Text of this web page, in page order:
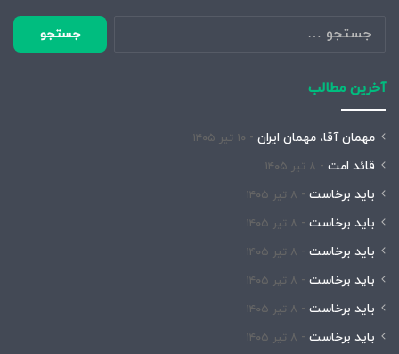
جستجو
برای:
آخرین مطالب
مهمان آقا، مهمان ایران ۱۰ تیر ۱۴۰۵
قائد امت ۸ تیر ۱۴۰۵
باید برخاست ۸ تیر ۱۴۰۵
باید برخاست ۸ تیر ۱۴۰۵
باید برخاست ۸ تیر ۱۴۰۵
باید برخاست ۸ تیر ۱۴۰۵
باید برخاست ۸ تیر ۱۴۰۵
باید برخاست ۸ تیر ۱۴۰۵